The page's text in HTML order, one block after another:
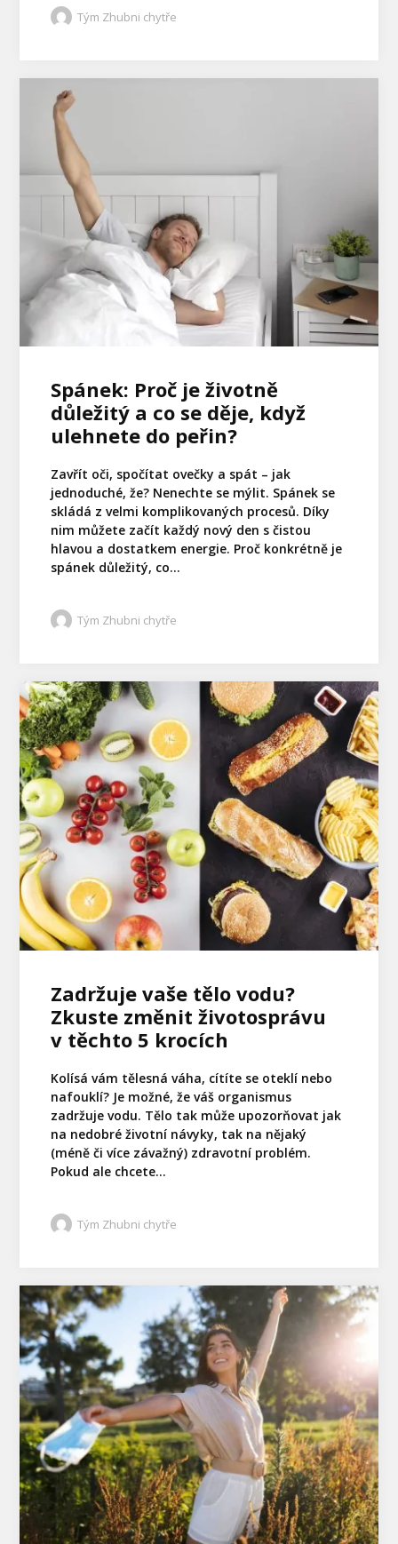
Tým Zhubni chytře
Spánek: Proč je životně
důležitý a co se děje, když
ulehnete do peřin?
Zavřít oči, spočítat ovečky a spát – jak
jednoduché, že? Nenechte se mýlit. Spánek se
skládá z velmi komplikovaných procesů. Díky
nim můžete začít každý nový den s čistou
hlavou a dostatkem energie. Proč konkrétně je
spánek důležitý, co...
Tým Zhubni chytře
Zadržuje vaše tělo vodu?
Zkuste změnit životosprávu
v těchto 5 krocích
Kolísá vám tělesná váha, cítíte se oteklí nebo
nafouklí? Je možné, že váš organismus
zadržuje vodu. Tělo tak může upozorňovat jak
na nedobré životní návyky, tak na nějaký
(méně či více závažný) zdravotní problém.
Pokud ale chcete...
Tým Zhubni chytře